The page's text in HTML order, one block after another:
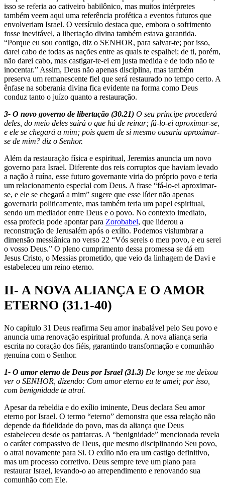
isso se referia ao cativeiro babilônico, mas muitos intérpretes
também veem aqui uma referência profética a eventos futuros que
envolveriam Israel. O versículo destaca que, embora o sofrimento
fosse inevitável, a libertação divina também estava garantida.
“Porque eu sou contigo, diz o SENHOR, para salvar-te; por isso,
darei cabo de todas as nações entre as quais te espalhei; de ti, porém,
não darei cabo, mas castigar-te-ei em justa medida e de todo não te
inocentar.” Assim, Deus não apenas disciplina, mas também
preserva um remanescente fiel que será restaurado no tempo certo. A
ênfase na soberania divina fica evidente na forma como Deus
conduz tanto o juízo quanto a restauração.
3- O novo governo de libertação (30.21) O seu príncipe procederá
deles, do meio deles sairá o que há de reinar; fá-lo-ei aproximar-se,
e ele se chegará a mim; pois quem de si mesmo ousaria aproximar-
se de mim? diz o Senhor.
Além da restauração física e espiritual, Jeremias anuncia um novo
governo para Israel. Diferente dos reis corruptos que haviam levado
a nação à ruína, esse futuro governante viria do próprio povo e teria
um relacionamento especial com Deus. A frase “fá-lo-ei aproximar-
se, e ele se chegará a mim” sugere que esse líder não apenas
governaria politicamente, mas também teria um papel espiritual,
sendo um mediador entre Deus e o povo. No contexto imediato,
essa profecia pode apontar para Zorobabel, que liderou a
reconstrução de Jerusalém após o exílio. Podemos vislumbrar a
dimensão messiânica no verso 22 “Vós sereis o meu povo, e eu serei
o vosso Deus.” O pleno cumprimento dessa promessa se dá em
Jesus Cristo, o Messias prometido, que veio da linhagem de Davi e
estabeleceu um reino eterno.
II- A NOVA ALIANÇA E O AMOR
ETERNO (31.1-40)
No capítulo 31 Deus reafirma Seu amor inabalável pelo Seu povo e
anuncia uma renovação espiritual profunda. A nova aliança seria
escrita no coração dos fiéis, garantindo transformação e comunhão
genuína com o Senhor.
1- O amor eterno de Deus por Israel (31.3) De longe se me deixou
ver o SENHOR, dizendo: Com amor eterno eu te amei; por isso,
com benignidade te atraí.
Apesar da rebeldia e do exílio iminente, Deus declara Seu amor
eterno por Israel. O termo “eterno” demonstra que essa relação não
depende da fidelidade do povo, mas da aliança que Deus
estabeleceu desde os patriarcas. A “benignidade” mencionada revela
o caráter compassivo de Deus, que mesmo disciplinando Seu povo,
o atrai novamente para Si. O exílio não era um castigo definitivo,
mas um processo corretivo. Deus sempre teve um plano para
restaurar Israel, levando-o ao arrependimento e renovando sua
comunhão com Ele.